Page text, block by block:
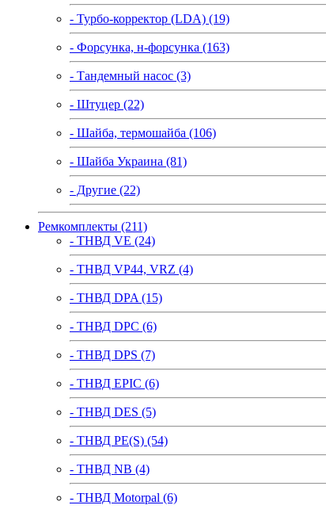
- Турбо-корректор (LDA) (19)
- Форсунка, н-форсунка (163)
- Тандемный насос (3)
- Штуцер (22)
- Шайба, термошайба (106)
- Шайба Украина (81)
- Другие (22)
Ремкомплекты (211)
- ТНВД VE (24)
- ТНВД VP44, VRZ (4)
- ТНВД DPA (15)
- ТНВД DPC (6)
- ТНВД DPS (7)
- ТНВД EPIC (6)
- ТНВД DES (5)
- ТНВД PE(S) (54)
- ТНВД NB (4)
- ТНВД Motorpal (6)